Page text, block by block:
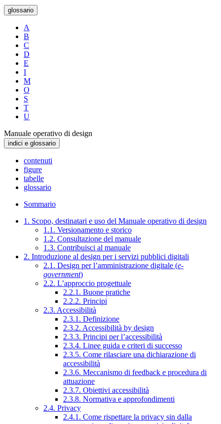
glossario
A
B
C
D
E
I
M
O
S
T
U
Manuale operativo di design
indici e glossario
contenuti
figure
tabelle
glossario
Sommario
1. Scopo, destinatari e uso del Manuale operativo di design
1.1. Versionamento e storico
1.2. Consultazione del manuale
1.3. Contribuisci al manuale
2. Introduzione al design per i servizi pubblici digitali
2.1. Design per l’amministrazione digitale (e-
government)
2.2. L’approccio progettuale
2.2.1. Buone pratiche
2.2.2. Principi
2.3. Accessibilità
2.3.1. Definizione
2.3.2. Accessibilità by design
2.3.3. Principi per l’accessibilità
2.3.4. Linee guida e criteri di successo
2.3.5. Come rilasciare una dichiarazione di
accessibilità
2.3.6. Meccanismo di feedback e procedura di
attuazione
2.3.7. Obiettivi accessibilità
2.3.8. Normativa e approfondimenti
2.4. Privacy
2.4.1. Come rispettare la privacy sin dalla